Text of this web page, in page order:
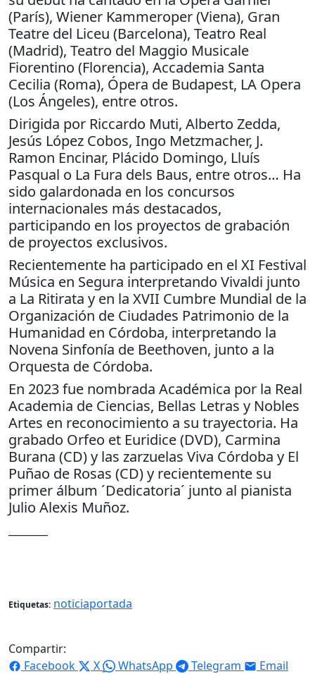
(París), Wiener Kammeroper (Viena), Gran
Teatre del Liceu (Barcelona), Teatro Real
(Madrid), Teatro del Maggio Musicale
Fiorentino (Florencia), Accademia Santa
Cecilia (Roma), Ópera de Budapest, LA Opera
(Los Ángeles), entre otros.
Dirigida por Riccardo Muti, Alberto Zedda,
Jesús López Cobos, Ingo Metzmacher, J.
Ramon Encinar, Plácido Domingo, Lluís
Pasqual o La Fura dels Baus, entre otros… Ha
sido galardonada en los concursos
internacionales más destacados,
participando en los proyectos de grabación
de proyectos exclusivos.
Recientemente ha participado en el XI Festival
Música en Segura interpretando Vivaldi junto
a La Ritirata y en la XVII Cumbre Mundial de la
Organización de Ciudades Patrimonio de la
Humanidad en Córdoba, interpretando la
Novena Sinfonía de Beethoven, junto a la
Orquesta de Córdoba.
En 2023 fue nombrada Académica por la Real
Academia de Ciencias, Bellas Letras y Nobles
Artes en reconocimiento a su trayectoria. Ha
grabado Orfeo et Euridice (DVD), Carmina
Burana (CD) y las zarzuelas Viva Córdoba y El
Puñao de Rosas (CD) y recientemente su
primer álbum ´Dedicatoria´ junto al pianista
Julio Alexis Muñoz.
Etiquetas: noticiaportada
Compartir:
Facebook
X WhatsApp Telegram Email